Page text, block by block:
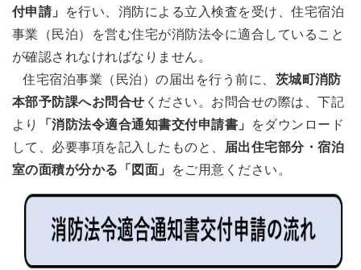
付申請」
を行い、消防による立入検査を受け、住宅宿泊
事業（民泊）を営む住宅が消防法令に適合していること
が確認されなければなりません。
住宅宿泊事業（民泊）の届出を行う前に、 茨城町消防
本部予防課へお問合せ ください。お問合せの際は、下記
より
「消防法令適合通知書交付申請書」
をダウンロード
して、必要事項を記入したものと、
届出住宅部分・宿泊
室の面積が分かる「図面」
をご用意ください。